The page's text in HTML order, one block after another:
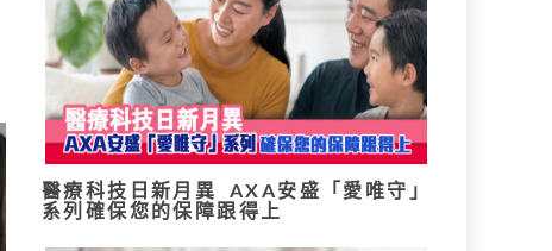
醫療科技日新月異 AXA安盛「愛唯守」
系列確保您的保障跟得上